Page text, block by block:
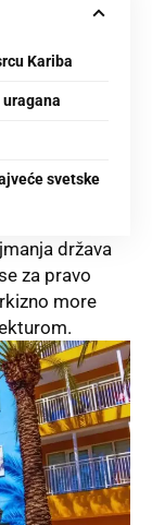
Kariba
svetske
država
za pravo
more